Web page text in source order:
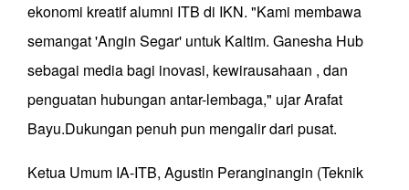
ekonomi kreatif alumni ITB di IKN. "Kami membawa
semangat 'Angin Segar' untuk Kaltim. Ganesha Hub
sebagai media bagi inovasi, kewirausahaan , dan
penguatan hubungan antar-lembaga," ujar Arafat
Bayu.Dukungan penuh pun mengalir dari pusat.
Ketua Umum IA-ITB, Agustin Peranginangin (Teknik